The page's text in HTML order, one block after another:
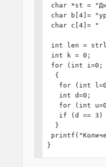
char *st =
char b[4]=
char c[4]= "
int len =
int k = 0;
for (int i=0;
  {
for (int
   int d=0;
for (int
if (d == 3)
  }
}